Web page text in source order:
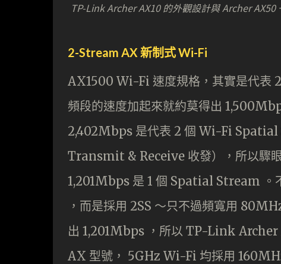
TP-Link Archer AX10 的外觀設計與 Archer AX50
2-Stream AX 新制式 Wi-Fi
AX1500 Wi-Fi 速度規格，其實是代表
頻段的速度加起來就約莫得出
2,402Mbps 是代表 2 個 Wi-Fi Spatial
Transmit & Receive 收發），所以驟
1,201Mbps 是 1 個 Spatial Stream 。
，而是採用 2SS ～只不過頻寬用
出 1,201Mbps ，所以 TP-Link Archer
AX 型號， 5GHz Wi-Fi 均採用